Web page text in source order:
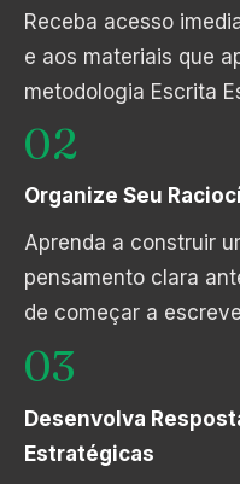
Receba acesso
e aos materiais que
metodologia Escrita
02
Organize Seu
Aprenda a construir
pensamento clara
de começar a
03
Desenvolva
Estratégicas